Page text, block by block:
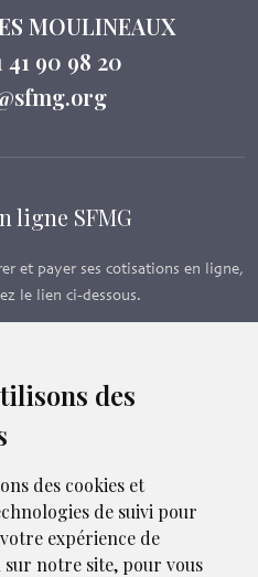
des
des cookies et
de suivi pour
expérience de
notre site, pour vous
MOULINEAUX
41 90 98 20
ligne SFMG
et payer ses cotisations en ligne,
le lien ci-dessous.
SFMG
e-learning, présentiels,
n° 2020/89171.2
formations